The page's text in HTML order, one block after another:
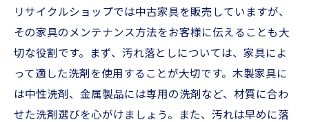
リサイクルショップでは中古家具を販売していますが、
その家具のメンテナンス方法をお客様に伝えることも大
切な役割です。まず、汚れ落としについては、家具によ
って適した洗剤を使用することが大切です。木製家具に
は中性洗剤、金属製品には専用の洗剤など、材質に合わ
せた洗剤選びを心がけましょう。また、汚れは早めに落